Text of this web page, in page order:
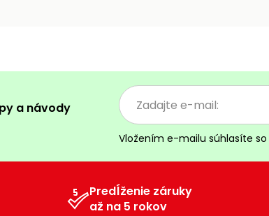
a návody
Vložením e-mailu súhlasíte so
Predĺženie záruky
až na 5 rokov